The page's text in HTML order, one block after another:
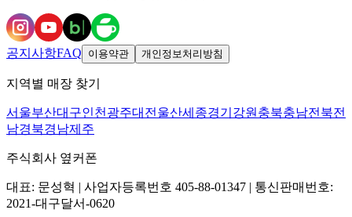
공지사항FAQ 이용약관 개인정보처리방침
지역별 매장 찾기
서울부산대구인천 광주대전 울산세종경기 강원 충북충남전북전
남경북경남제주
주식회사 옆커폰
대표: 문성혁 | 사업자등록번호 405-88-01347 | 통신판매번호:
2021-대구달서-0620